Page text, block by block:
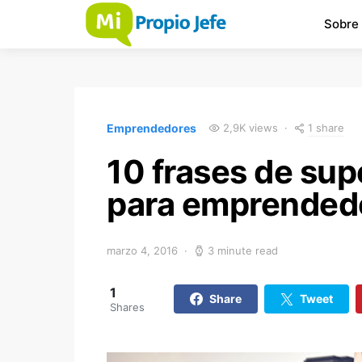
Emprendedores 2,9K views 1 share
10 frases de
para
marzo 4, 2016 3 minute read
1
Shares
Share Tweet